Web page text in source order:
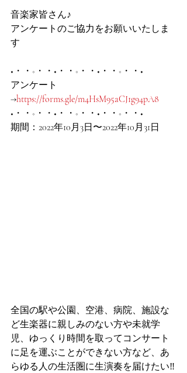
音楽家皆さん♪
アンケートのご協力をお願いいたしま
す
◆・・◇・・◆・・◇・・◆・・◇・・◆
アンケート
→https://forms.gle/m4HsM95aCJ1g94pA8
◆・・◇・・◆・・◇・・◆・・◇・・◆
期間：2022年10月3日〜2022年10月31日
全国の駅や公園、空港、病院、施設な
ど生楽器に親しみのない方や未就学
児、ゆっくり時間を取ってコンサート
に足を運ぶことができない方など、あ
らゆる人の生活圏に生演奏を届けたい‼︎